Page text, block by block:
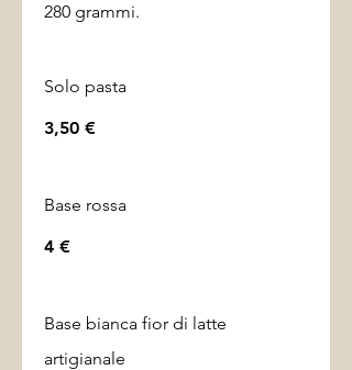
280 grammi.
Solo pasta
3,50 €
Base rossa
4 €
Base bianca fior di latte
artigianale